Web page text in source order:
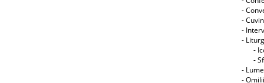
-
-
-
-
-
-
-
- Omilii